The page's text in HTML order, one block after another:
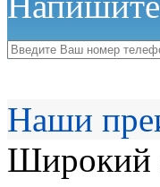
Наши
Широкий